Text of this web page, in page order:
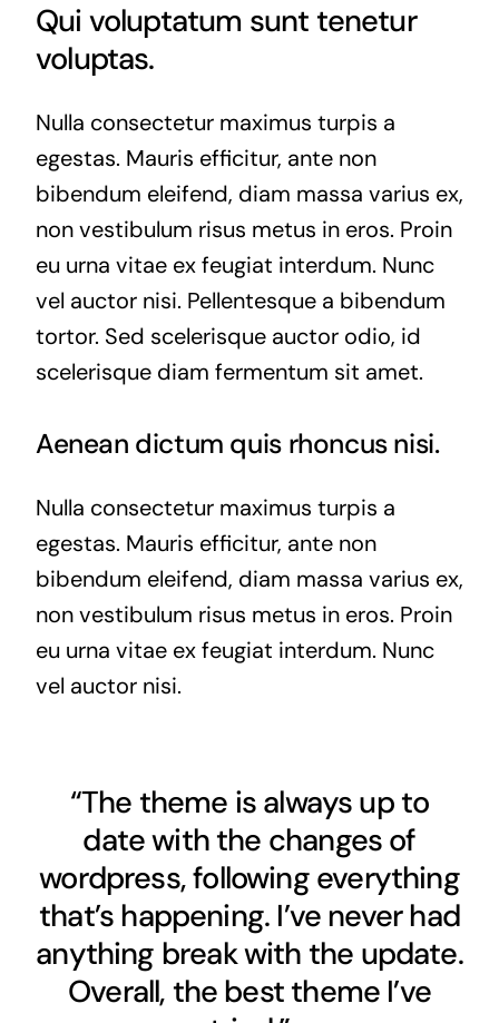
Qui voluptatum sunt tenetur
voluptas.
Nulla consectetur maximus turpis a
egestas. Mauris efficitur, ante non
bibendum eleifend, diam massa varius ex,
non vestibulum risus metus in eros. Proin
eu urna vitae ex feugiat interdum. Nunc
vel auctor nisi. Pellentesque a bibendum
tortor. Sed scelerisque auctor odio, id
scelerisque diam fermentum sit amet.
Aenean dictum quis rhoncus nisi.
Nulla consectetur maximus turpis a
egestas. Mauris efficitur, ante non
bibendum eleifend, diam massa varius ex,
non vestibulum risus metus in eros. Proin
eu urna vitae ex feugiat interdum. Nunc
vel auctor nisi.
“The theme is always up to
date with the changes of
wordpress, following everything
that’s happening. I’ve never had
anything break with the update.
Overall, the best theme I’ve